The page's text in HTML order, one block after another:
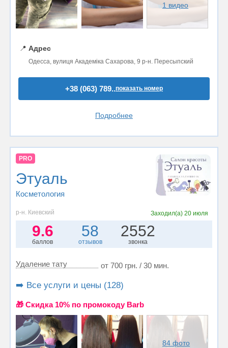
1 видео
📍 Адрес
Одесса, вулиця Академіка Сахарова, 9 р-н. Пересыпский
+38 (063) 789..показать номер
Подробнее
PRO
Этуаль
Косметология
р-н. Киевский Заходил(а)20 июля
9.6
баллов
58
отзывов
2552
звонка
Удаление тату от 700 грн. / 30 мин.
➡️ Все услуги и цены (128)
🎁 Cкидка 10% по промокоду Barb
84 фото